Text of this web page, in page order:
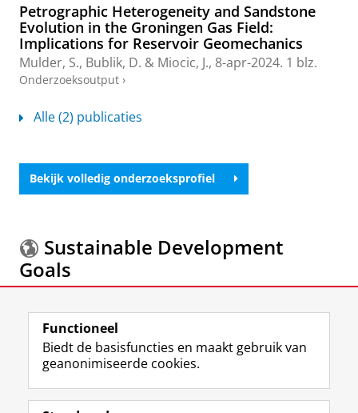
Petrographic Heterogeneity and Sandstone
Evolution in the Groningen Gas Field:
Implications for Reservoir Geomechanics
Mulder, S., Bublik, D. & Miocic, J., 8-apr-2024. 1 blz.
Onderzoeksoutput ›
Alle (2) publicaties
Bekijk volledig onderzoeksprofiel
Sustainable Development
Goals
Meer informatie over deSustainable Development
Goals.
Volg de RUG
F
a
L
i
R
S
I
n
Y
o
Functioneel
Biedt de basisfuncties en maakt gebruik van
geanonimiseerde cookies.